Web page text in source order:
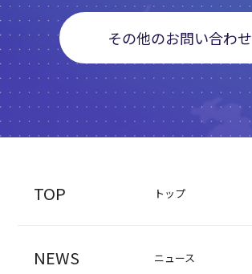
その他のお問い合わせ
TOP トップ
NEWS ニュース